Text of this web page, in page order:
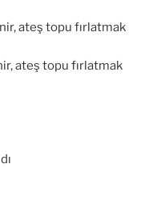
ateş topu fırlatmak
ateş topu fırlatmak